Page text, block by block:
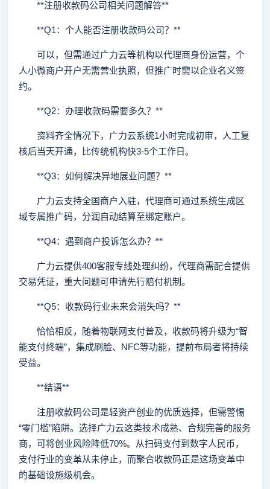
**注册收款码公司相关问题解答**
**Q1：个人能否注册收款码公司？**
可以，但需通过广力云等机构以代理商身份运营，个
人小微商户开户无需营业执照，但推广时需以企业名义签
约。
**Q2：办理收款码需要多久？**
资料齐全情况下，广力云系统1小时完成初审，人工复
核后当天开通，比传统机构快3-5个工作日。
**Q3：如何解决异地展业问题？**
广力云支持全国商户入驻，代理商可通过系统生成区
域专属推广码，分润自动结算至绑定账户。
**Q4：遇到商户投诉怎么办？**
广力云提供400客服专线处理纠纷，代理商需配合提供
交易凭证，重大问题可申请先行赔付机制。
**Q5：收款码行业未来会消失吗？**
恰恰相反，随着物联网支付普及，收款码将升级为“智
能支付终端”，集成刷脸、NFC等功能，提前布局者将持续
受益。
**结语**
注册收款码公司是轻资产创业的优质选择，但需警惕
“零门槛”陷阱。选择广力云这类技术成熟、合规完善的服务
商，可将创业风险降低70%。从扫码支付到数字人民币，
支付行业的变革从未停止，而聚合收款码正是这场变革中
的基础设施级机会。